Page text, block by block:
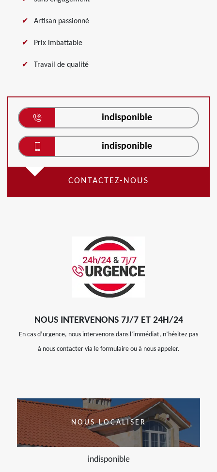
Artisan passionné
Prix imbattable
Travail de qualité
indisponible
indisponible
CONTACTEZ-NOUS
NOUS INTERVENONS 7J/7 ET 24H/24
En cas d’urgence, nous intervenons dans l’immédiat, n’hésitez pas
à nous contacter via le formulaire ou à nous appeler.
NOUS LOCALISER
indisponible